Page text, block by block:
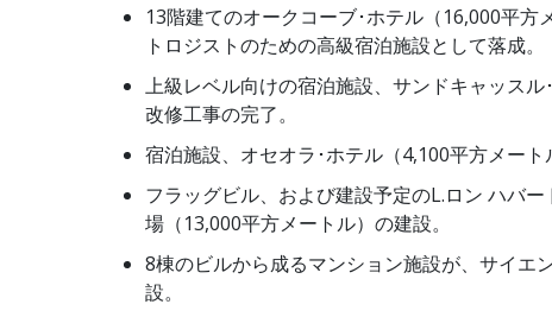
13階建てのオークコーブ･ホテル（16,000平方
トロジストのための高級宿泊施設として落成。
上級レベル向けの宿泊施設、サンドキャッス
改修工事の完了。
宿泊施設、オセオラ･ホテル（4,100平方メート
フラッグビル、および建設予定のL.ロン ハバ
場（13,000平方メートル）の建設。
8棟のビルから成るマンション施設が、サイエ
設。